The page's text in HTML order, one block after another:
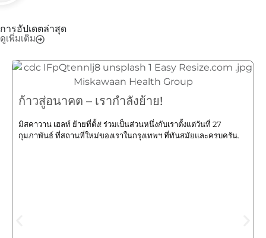
การอัปเดตล่าสุด
ดูเพิ่มเติม
ก้าวสู่อนาคต – เรากำลังย้าย!
มิสคาวาน เฮลท์ ย้ายที่ตั้ง! ร่วมเป็นส่วนหนึ่งกับเราตั้งแต่วันที่ 27
กุมภาพันธ์ ที่สถานที่ใหม่ของเราในกรุงเทพฯ ที่ทันสมัยและครบครัน.